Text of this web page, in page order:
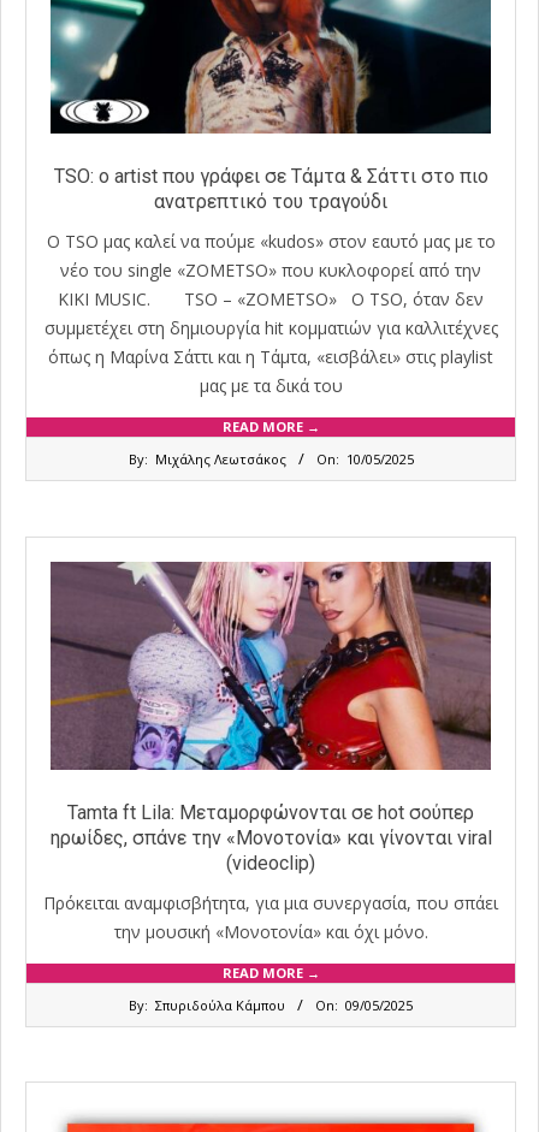
TSO: o artist που γράφει σε Τάμτα & Σάττι στο πιο
ανατρεπτικό του τραγούδι
O TSO μας καλεί να πούμε «kudos» στον εαυτό μας με το
νέο του single «ΖΟΜΕΤSO» που κυκλοφορεί από την
KIKI MUSIC. TSO – «ΖΟΜΕΤSO» O TSO, όταν δεν
συμμετέχει στη δημιουργία hit κομματιών για καλλιτέχνες
όπως η Μαρίνα Σάττι και η Τάμτα, «εισβάλει» στις playlist
μας με τα δικά του
READ MORE →
By: Μιχάλης Λεωτσάκος On: 10/05/2025
Tamta ft Lila: Mεταμορφώνονται σε hot σούπερ
ηρωίδες, σπάνε την «Μονοτονία» και γίνονται viral
(videoclip)
Πρόκειται αναμφισβήτητα, για μια συνεργασία, που σπάει
την μουσική «Μονοτονία» και όχι μόνο.
READ MORE →
By: Σπυριδούλα Κάμπου On: 09/05/2025